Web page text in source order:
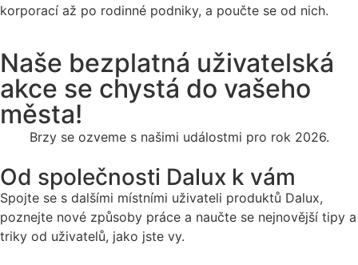
korporací až po rodinné podniky, a poučte se od nich.
Naše bezplatná uživatelská
akce se chystá do vašeho
města!
Brzy se ozveme s našimi událostmi pro rok 2026.
Od společnosti Dalux k vám
Spojte se s dalšími místními uživateli produktů Dalux,
poznejte nové způsoby práce a naučte se nejnovější tipy a
triky od uživatelů, jako jste vy.